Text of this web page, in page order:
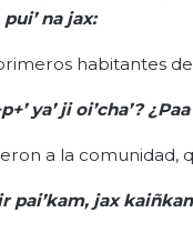
pui’na jax:
habitantes
ya’ jioi’cha’?¿Paa
a la comunidad,
pai’kam, jax